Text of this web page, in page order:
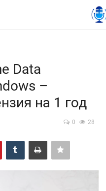
Data
–
на 1 год
0 28